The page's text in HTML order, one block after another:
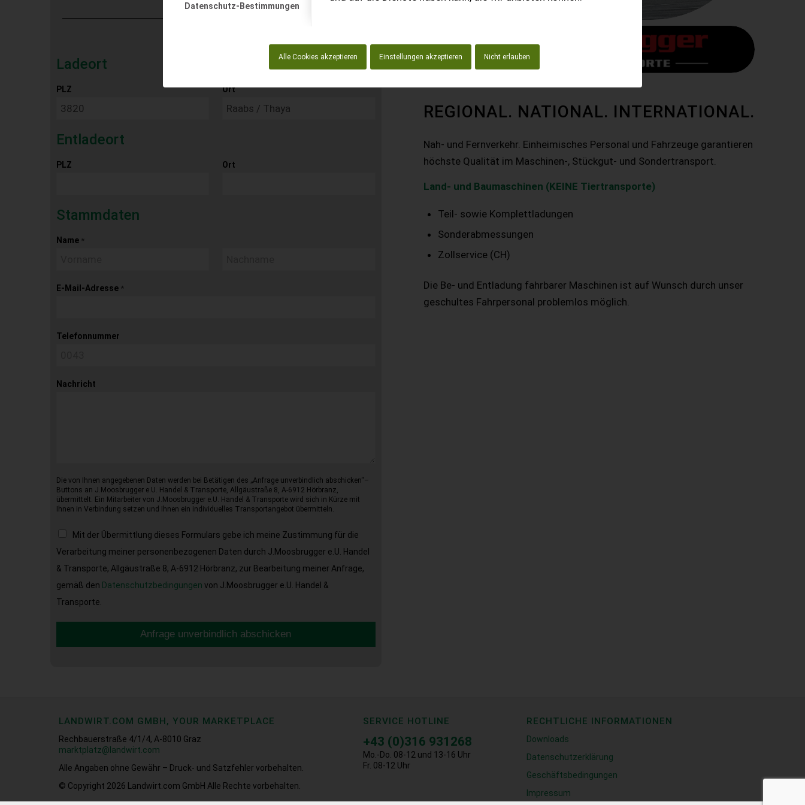
Datenschutz-Bestimmungen
Alle Cookies akzeptieren Einstellungen akzeptieren Nicht erlauben
Ladeort
PLZ Ort
Entladeort
PLZ Ort
Stammdaten
Name *
E-Mail-Adresse *
Telefonnummer
Nachricht
Die von Ihnen angegebenen Daten werden bei Betätigen des „Anfrage unverbindlich abschicken“–
Buttons an J.Moosbrugger e.U. Handel & Transporte, Allgäustraße 8, A-6912 Hörbranz,
übermittelt. Ein Mitarbeiter von J.Moosbrugger e.U. Handel & Transporte wird sich in Kürze mit
Ihnen in Verbindung setzen und Ihnen ein individuelles Transportangebot übermitteln.
Mit der Übermittlung dieses Formulars gebe ich meine Zustimmung für die
Verarbeitung meiner personenbezogenen Daten durch J.Moosbrugger e.U. Handel
& Transporte, Allgäustraße 8, A-6912 Hörbranz, zur Bearbeitung meiner Anfrage,
gemäß den Datenschutzbedingungen von J.Moosbrugger e.U. Handel &
Transporte.
Anfrage unverbindlich abschicken
REGIONAL. NATIONAL. INTERNATIONAL.
Nah- und Fernverkehr. Einheimisches Personal und Fahrzeuge garantieren
höchste Qualität im Maschinen-, Stückgut- und Sondertransport.
Land- und Baumaschinen (KEINE Tiertransporte)
Teil- sowie Komplettladungen
Sonderabmessungen
Zollservice (CH)
Die Be- und Entladung fahrbarer Maschinen ist auf Wunsch durch unser
geschultes Fahrpersonal problemlos möglich.
LANDWIRT.COM GMBH, YOUR MARKETPLACE
Rechbauerstraße 4/1/4, A-8010 Graz
marktplatz@landwirt.com
Alle Angaben ohne Gewähr – Druck- und Satzfehler vorbehalten.
© Copyright 2026
Landwirt.com GmbH Alle Rechte vorbehalten.
SERVICE HOTLINE
+43 (0)316 931268
Mo.-Do. 08-12 und 13-16 Uhr
Fr. 08-12 Uhr
RECHTLICHE INFORMATIONEN
Downloads
Datenschutzerklärung
Geschäftsbedingungen
Impressum